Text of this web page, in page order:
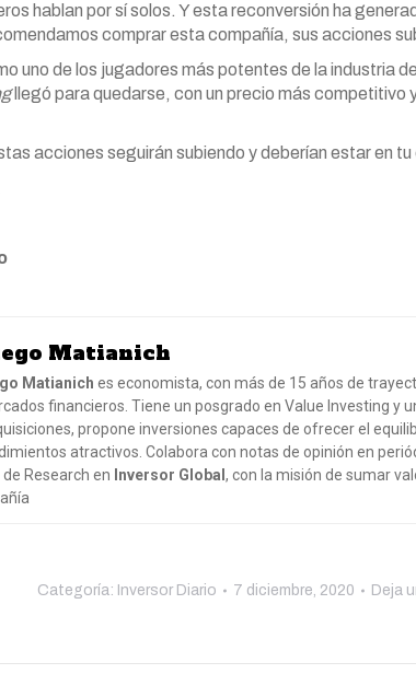
hablan por sí solos. Y esta reconversión ha
comprar esta compañía, sus acciones
uno de los jugadores más potentes de la industria
llegó para quedarse, con un precio más competitivo
acciones seguirán subiendo y deberían estar en
Matianich
Matianich es economista, con más de 15 años de
financieros. Tiene un posgrado en Value Investing y
propone inversiones capaces de ofrecer el
atractivos. Colabora con notas de opinión en
Research en Inversor Global , con la misión de sumar
Categoría: Inversor Diario 7 diciembre, 2020 Deja